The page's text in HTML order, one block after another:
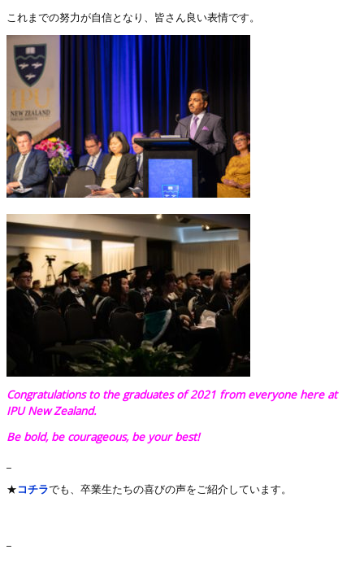
これまでの努力が自信となり、皆さん良い表情です。
Congratulations to the graduates of 2021 from everyone here at
IPU New Zealand.
Be bold, be courageous, be your best!
★コチラでも、卒業生たちの喜びの声をご紹介しています。